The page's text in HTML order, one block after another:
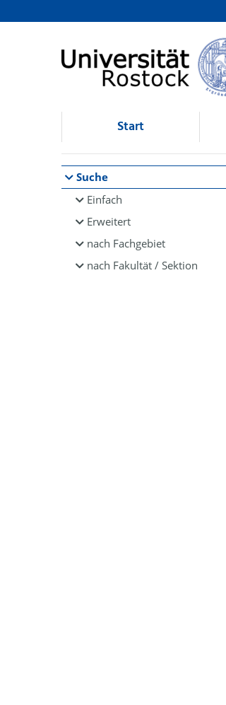
Browsen
direkt zum Inhalt
Start
Suche
Einfach
Erweitert
nach Fachgebiet
nach Fakultät / Sektion